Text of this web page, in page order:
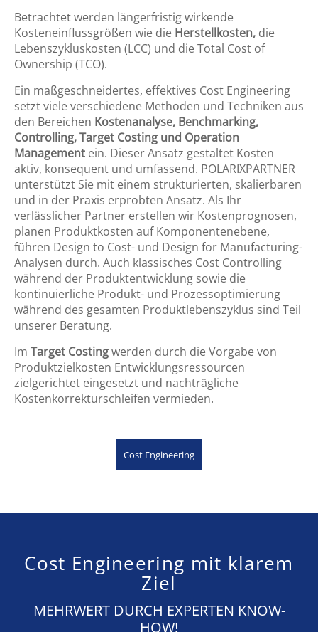
Betrachtet werden längerfristig wirkende
Kosteneinflussgrößen wie die Herstellkosten, die
Lebenszykluskosten (LCC) und die Total Cost of
Ownership (TCO).
Ein maßgeschneidertes, effektives Cost Engineering
setzt viele verschiedene Methoden und Techniken aus
den Bereichen Kostenanalyse, Benchmarking,
Controlling, Target Costing und Operation
Management ein. Dieser Ansatz gestaltet Kosten
aktiv, konsequent und umfassend. POLARIXPARTNER
unterstützt Sie mit einem strukturierten, skalierbaren
und in der Praxis erprobten Ansatz. Als Ihr
verlässlicher Partner erstellen wir Kostenprognosen,
planen Produktkosten auf Komponentenebene,
führen Design to Cost- und Design for Manufacturing-
Analysen durch. Auch klassisches Cost Controlling
während der Produktentwicklung sowie die
kontinuierliche Produkt- und Prozessoptimierung
während des gesamten Produktlebenszyklus sind Teil
unserer Beratung.
Im Target Costingwerden durch die Vorgabe von
Produktzielkosten Entwicklungsressourcen
zielgerichtet eingesetzt und nachträgliche
Kostenkorrekturschleifen vermieden.
Cost Engineering
Cost Engineering mit klarem
Ziel
MEHRWERT DURCH EXPERTEN KNOW-
HOW!